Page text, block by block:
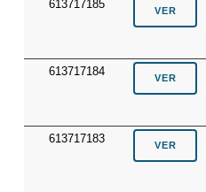
613717185
613717184
613717183